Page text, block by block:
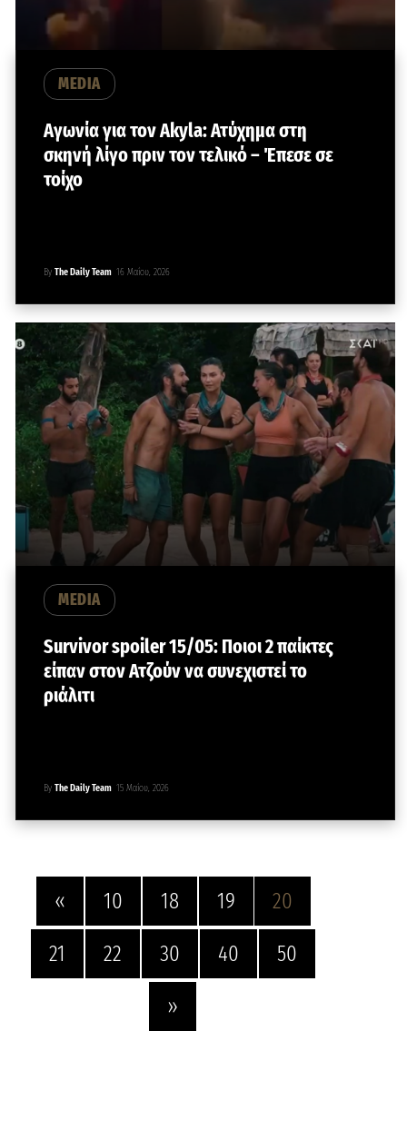
MEDIA
Αγωνία για τον Akyla: Ατύχημα στη
σκηνή λίγο πριν τον τελικό – Έπεσε σε
τοίχο
By The Daily Team 16 Μαΐου, 2026
MEDIA
Survivor spoiler 15/05: Ποιοι 2 παίκτες
είπαν στον Ατζούν να συνεχιστεί το
ριάλιτι
By The Daily Team 15 Μαΐου, 2026
« 10 18 19
20
21
22 30 40
50
»